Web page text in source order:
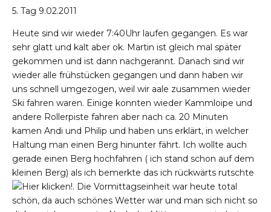
5. Tag 9.02.2011
Heute sind wir wieder 7:40Uhr laufen gegangen. Es war
sehr glatt und kalt aber ok. Martin ist gleich mal später
gekommen und ist dann nachgerannt. Danach sind wir
wieder alle frühstücken gegangen und dann haben wir
uns schnell umgezogen, weil wir aale zusammen wieder
Ski fahren waren. Einige konnten wieder Kammloipe und
andere Rollerpiste fahren aber nach ca. 20 Minuten
kamen Andi und Philip und haben uns erklärt, in welcher
Haltung man einen Berg hinunter fährt. Ich wollte auch
gerade einen Berg hochfahren ( ich stand schon auf dem
kleinen Berg) als ich bemerkte das ich rückwärts rutschte
. Die Vormittagseinheit war heute total
schön, da auch schönes Wetter war und man sich nicht so